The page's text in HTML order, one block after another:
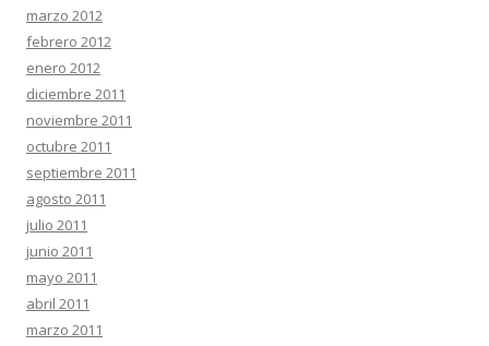
marzo 2012
febrero 2012
enero 2012
diciembre 2011
noviembre 2011
octubre 2011
septiembre 2011
agosto 2011
julio 2011
junio 2011
mayo 2011
abril 2011
marzo 2011